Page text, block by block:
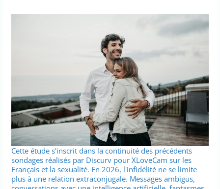
Cette étude s'inscrit dans la continuité des précédents
sondages réalisés par Discurv pour XLoveCam sur les
Français et la sexualité. En 2026, l'infidélité ne se limite
plus à une relation extraconjugale. Messages ambigus,